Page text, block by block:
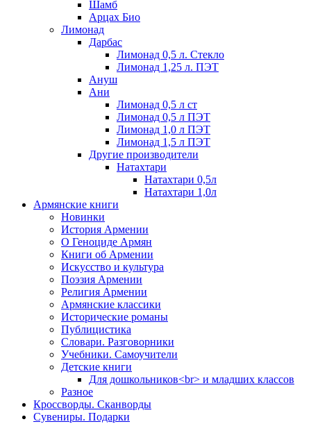
Шамб
Арцах Био
Лимонад
Дарбас
Лимонад 0,5 л. Стекло
Лимонад 1,25 л. ПЭТ
Ануш
Ани
Лимонад 0,5 л ст
Лимонад 0,5 л ПЭТ
Лимонад 1,0 л ПЭТ
Лимонад 1,5 л ПЭТ
Другие производители
Натахтари
Натахтари 0,5л
Натахтари 1,0л
Армянские книги
Новинки
История Армении
О Геноциде Армян
Книги об Армении
Иcкусство и культура
Поэзия Армении
Религия Армении
Армянские классики
Исторические романы
Публицистика
Словари. Разговорники
Учебники. Самоучители
Детские книги
Для дошкольников<br> и младших классов
Разное
Кроссворды. Сканворды
Сувениры. Подарки